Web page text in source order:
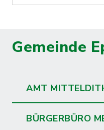
Gemeinde
AMT
BÜRGERBÜRO